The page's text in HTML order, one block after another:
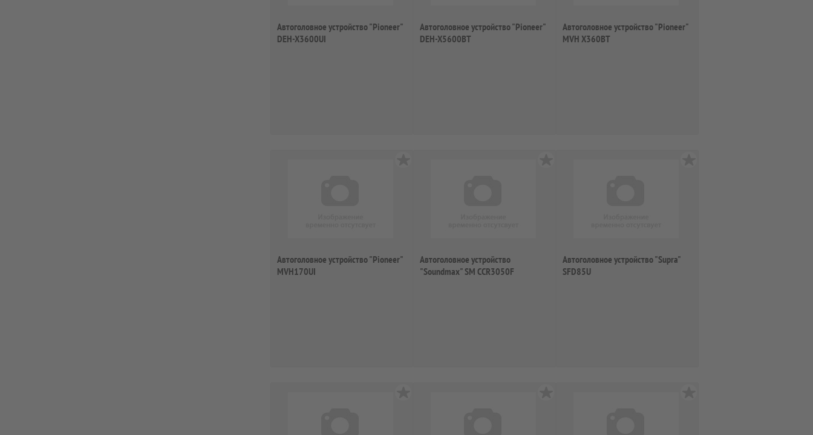
Автоголовное устройство "Pioneer"
DEH-X3600UI
Автоголовное устройство "Pioneer"
DEH-X5600BT
Автоголовное устройство "Pioneer"
MVH X360BT
Автоголовное устройство "Pioneer"
MVH170UI
Автоголовное устройство
"Soundmax" SM CCR3050F
Автоголовное устройство "Supra"
SFD85U